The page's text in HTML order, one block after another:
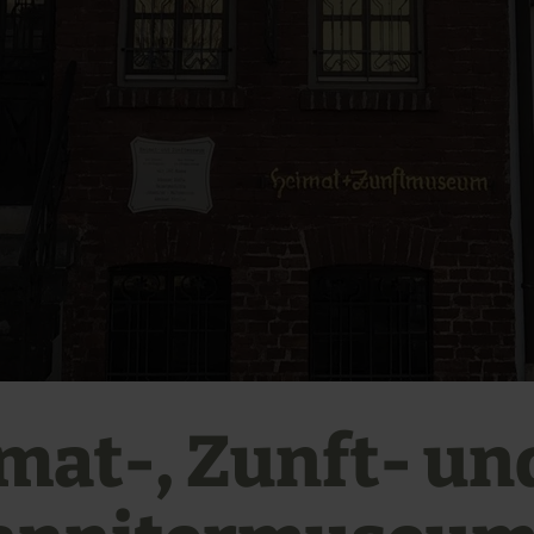
, Zunft-